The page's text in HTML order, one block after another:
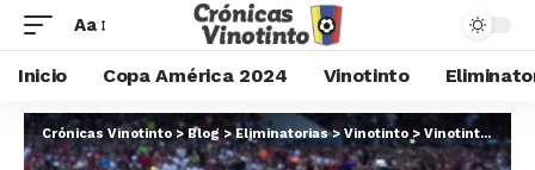
Aa
Inicio Copa América 2024 Vinotinto
Crónicas Vinotinto > Blog >Eliminatorias> Vinotinto > Vinotintos